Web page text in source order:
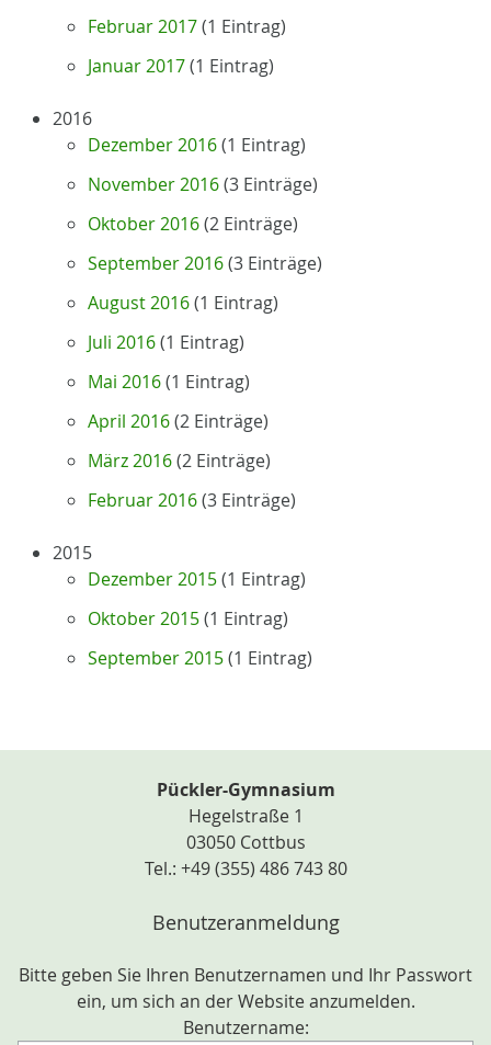
Februar 2017(1 Eintrag)
Januar 2017(1 Eintrag)
2016
Dezember 2016(1 Eintrag)
November 2016(3 Einträge)
Oktober 2016(2 Einträge)
September 2016(3 Einträge)
August 2016(1 Eintrag)
Juli 2016(1 Eintrag)
Mai 2016(1 Eintrag)
April 2016(2 Einträge)
März 2016(2 Einträge)
Februar 2016(3 Einträge)
2015
Dezember 2015(1 Eintrag)
Oktober 2015(1 Eintrag)
September 2015(1 Eintrag)
Pückler-Gymnasium
Hegelstraße 1
03050 Cottbus
Tel.: +49 (355) 486 743 80
Benutzeranmeldung
Bitte geben Sie Ihren Benutzernamen und Ihr Passwort
ein, um sich an der Website anzumelden.
Benutzername: